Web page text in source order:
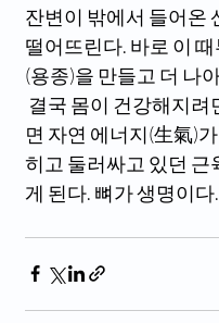
잔변이 밖에서 들어온
떨어뜨린다. 바로 이
(용종)을 만들고 더 나
면 자연 에너지(生氣)
히고 둘러싸고 있던 근
게 된다. 뼈가 생명이다.